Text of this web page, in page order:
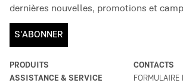
PRODUITS
ASSISTANCE & SERVICE
CONTACTS
FORMULAIRE
dernières nouvelles, promotions et
S'ABONNER